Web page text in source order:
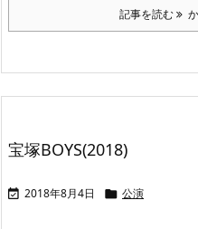
記事を読む
宝塚BOYS(2018)
 2018年8月4日  公演